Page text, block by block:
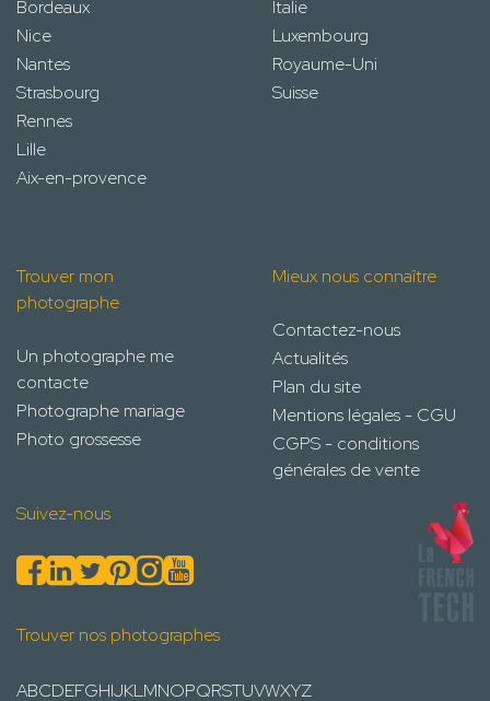
Bordeaux
Nice
Nantes
Strasbourg
Rennes
Lille
Aix-en-provence
Italie
Luxembourg
Royaume-Uni
Suisse
Trouver mon
photographe
Un photographe me
contacte
Photographe mariage
Photo grossesse
Mieux nous connaître
Contactez-nous
Actualités
Plan du site
Mentions légales - CGU
CGPS - conditions
générales de vente
Suivez-nous
Trouver nos photographes
ABCDEFGHIJKLMNOPQRSTUVWXYZ